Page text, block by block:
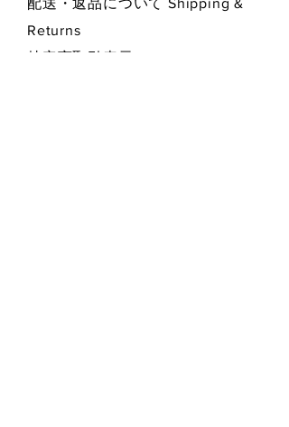
配送・返品について Shipping &
Returns
特定商取引表示